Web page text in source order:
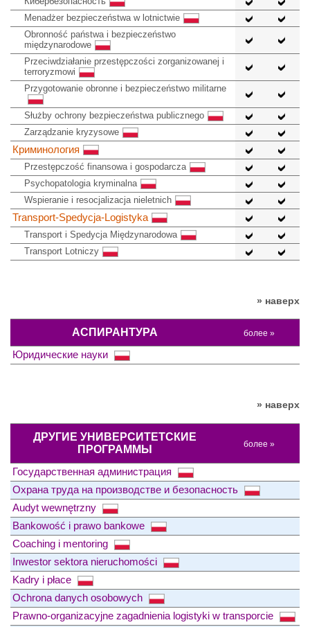
Menadżer bezpieczeństwa w lotnictwie
Obronność państwa i bezpieczeństwo
międzynarodowe
Przeciwdziałanie przestępczości zorganizowanej i
terroryzmowi
Przygotowanie obronne i bezpieczeństwo militarne
Służby ochrony bezpieczeństwa publicznego
Zarządzanie kryzysowe
Криминология
Przestępczość finansowa i gospodarcza
Psychopatologia kryminalna
Wspieranie i resocjalizacja nieletnich
Transport-Spedycja-Logistyka
Transport i Spedycja Międzynarodowa
Transport Lotniczy
» наверх
АСПИРАНТУРА более »
Юридические науки
» наверх
ДРУГИЕ УНИВЕРСИТЕТСКИЕ
ПРОГРАММЫ
более »
Государственная администрация
Охрана труда на производстве и безопасность
Audyt wewnętrzny
Bankowość i prawo bankowe
Coaching i mentoring
Inwestor sektora nieruchomości
Kadry i płace
Ochrona danych osobowych
Prawno-organizacyjne zagadnienia logistyki w transporcie